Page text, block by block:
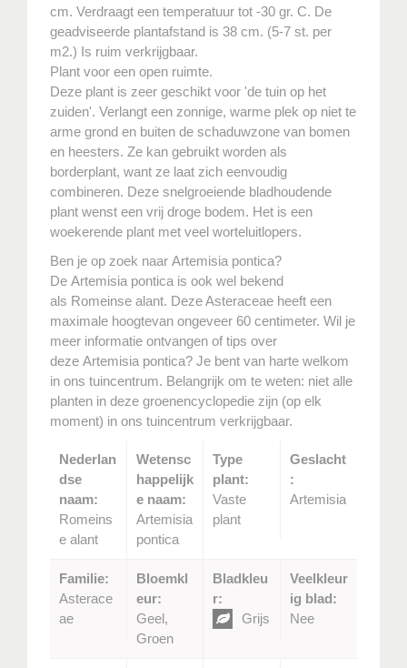
cm. Verdraagt een temperatuur tot -30 gr. C. De
geadviseerde plantafstand is 38 cm. (5-7 st. per
m2.) Is ruim verkrijgbaar.
Plant voor een open ruimte.
Deze plant is zeer geschikt voor 'de tuin op het
zuiden'. Verlangt een zonnige, warme plek op niet te
arme grond en buiten de schaduwzone van bomen
en heesters. Ze kan gebruikt worden als
borderplant, want ze laat zich eenvoudig
combineren. Deze snelgroeiende bladhoudende
plant wenst een vrij droge bodem. Het is een
woekerende plant met veel worteluitlopers.
Ben je op zoek naar Artemisia pontica?
De Artemisia pontica is ook wel bekend
als Romeinse alant. Deze Asteraceae heeft een
maximale hoogtevan ongeveer 60 centimeter. Wil je
meer informatie ontvangen of tips over
deze Artemisia pontica? Je bent van harte welkom
in ons tuincentrum. Belangrijk om te weten: niet alle
planten in deze groenencyclopedie zijn (op elk
moment) in ons tuincentrum verkrijgbaar.
Nederlan
dse
naam:
Romeins
e alant
Wetensc
happelijk
e naam:
Artemisia
pontica
Type
plant:
Vaste
plant
Geslacht
:
Artemisia
Familie:
Asterace
ae
Bloemkl
eur:
Geel,
Groen
Bladkleu
r:
Grijs
Veelkleur
ig blad:
Nee